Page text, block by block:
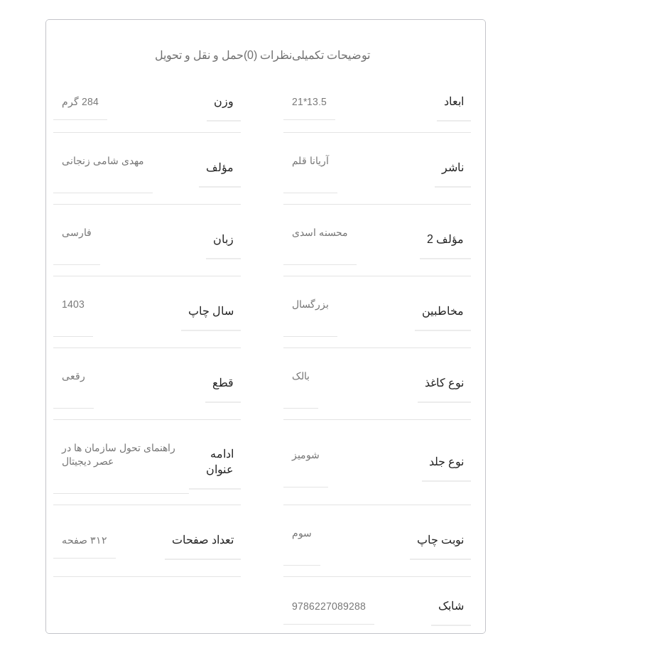
توضیحات تکمیلینظرات (0) حمل و نقل و تحویل
ابعاد 13.5*21 وزن 284 گرم
ناشر
آریانا قلم
مؤلف
مهدی شامی زنجانی
مؤلف 2
محسنه اسدی
زبان
فارسی
مخاطبین
بزرگسال
سال چاپ
1403
نوع کاغذ
بالک
قطع
رقعی
نوع جلد
شومیز
ادامه
عنوان
راهنمای تحول سازمان ها در
عصر دیجیتال
نوبت چاپ
سوم
تعداد صفحات ۳۱۲ صفحه
شابک 9786227089288